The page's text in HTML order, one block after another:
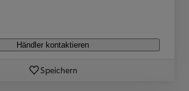
Händler kontaktieren
Speichern